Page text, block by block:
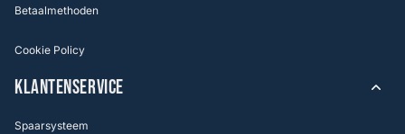
Betaalmethoden
Cookie Policy
KLANTENSERVICE
Spaarsysteem